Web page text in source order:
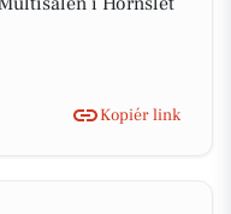
Kopiér link